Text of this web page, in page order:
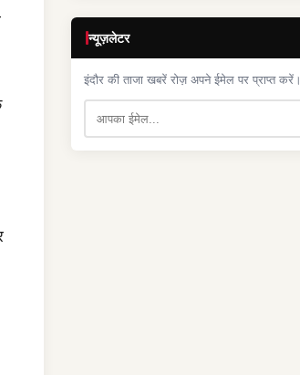
न्यूज़लेटर
इंदौर की ताजा खबरें रोज़ अपने ईमेल पर प्राप्त करें।